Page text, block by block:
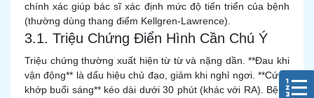
chính xác giúp bác sĩ xác định mức độ tiến triển của bệnh
(thường dùng thang điểm Kellgren-Lawrence).
3.1. Triệu Chứng Điển Hình Cần Chú Ý
Triệu chứng thường xuất hiện từ từ và nặng dần. **Đau khi
vận động** là dấu hiệu chủ đạo, giảm khi nghỉ ngơi. **Cứng
khớp buổi sáng** kéo dài dưới 30 phút (khác với RA). Bệnh